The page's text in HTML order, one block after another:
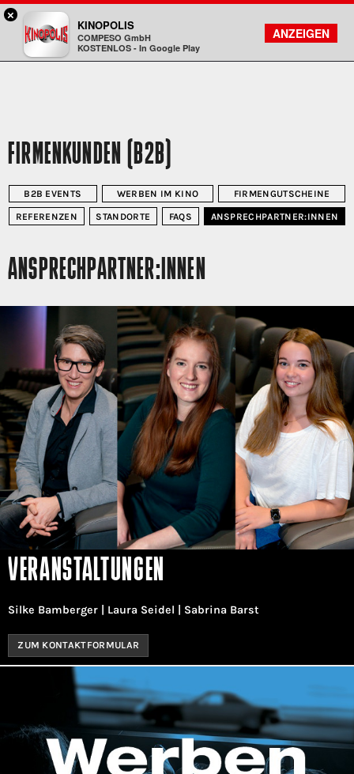
Kinopolis
FILMSUCHE
KONTO
FIRMENKUNDEN (B2B)
B2B EVENTS WERBEN IM KINO FIRMENGUTSCHEINE
REFERENZEN STANDORTE FAQS ANSPRECHPARTNER:INNEN
ANSPRECHPARTNER:INNEN
VERANSTALTUNGEN
Silke Bamberger | Laura Seidel | Sabrina Barst
ZUM KONTAKTFORMULAR
×
KINOPOLIS
COMPESO GmbH
KOSTENLOS - In Google Play
ANZEIGEN